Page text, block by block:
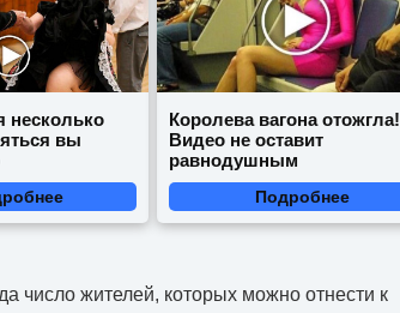
несколько
вы
Королева вагона отожгла!
Видео не оставит
равнодушным
Подробнее
число жителей, которых можно отнести к